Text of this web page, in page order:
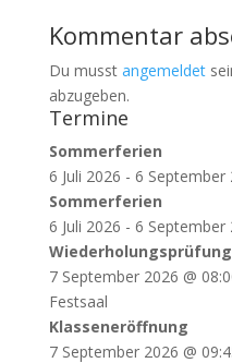
Kommentar
Du musst angemeldet
abzugeben.
Termine
Sommerferien
6 Juli 2026 - 6 September
Sommerferien
6 Juli 2026 - 6 September
7 September 2026 @
Festsaal
Klasseneröffnung
7 September 2026 @